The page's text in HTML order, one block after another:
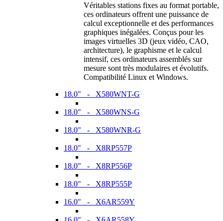
Véritables stations fixes au format portable,
ces ordinateurs offrent une puissance de
calcul exceptionnelle et des performances
graphiques inégalées. Conçus pour les
images virtuelles 3D (jeux vidéo, CAO,
architecture), le graphisme et le calcul
intensif, ces ordinateurs assemblés sur
mesure sont très modulaires et évolutifs.
Compatibilité Linux et Windows.
18.0" - X580WNT-G
18.0" - X580WNS-G
18.0" - X580WNR-G
18.0" - X8RP557P
18.0" - X8RP556P
18.0" - X8RP555P
16.0" - X6AR559Y